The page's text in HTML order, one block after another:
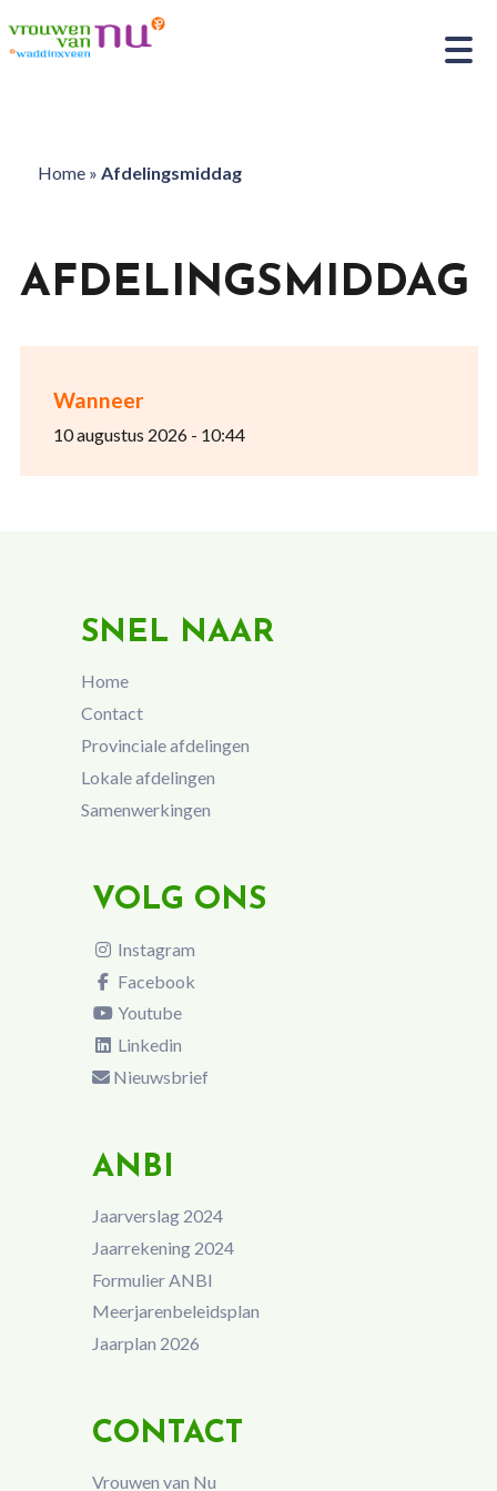
Home» Afdelingsmiddag
Wanneer
10 augustus 2026 - 10:44
AFDELINGSMIDDAG
SNEL NAAR
Home
Contact
Provinciale afdelingen
Lokale afdelingen
Samenwerkingen
VOLG ONS
Instagram
Facebook
Youtube
Linkedin
Nieuwsbrief
ANBI
Jaarverslag 2024
Jaarrekening 2024
Formulier ANBI
Meerjarenbeleidsplan
Jaarplan 2026
CONTACT
Vrouwen van Nu